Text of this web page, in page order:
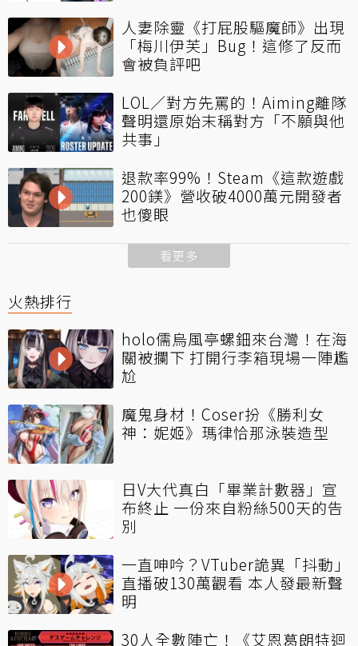
人妻除靈《打屁股驅魔師》出現
「梅川伊芙」Bug！這修了反而
會被負評吧
LOL／對方先罵的！Aiming離隊
聲明還原始末稱對方「不願與他
共事」
退款率99%！Steam《這款遊戲
200鎂》營收破4000萬元開發者
也傻眼
看更多
火熱排行
holo儒烏風亭螺鈿來台灣！在海
關被攔下 打開行李箱現場一陣尷
尬
魔鬼身材！Coser扮《勝利女
神：妮姬》瑪律恰那泳裝造型
日V大代真白「畢業計數器」宣
布終止 一份來自粉絲500天的告
別
一直呻吟？VTuber詭異「抖動」
直播破130萬觀看 本人發最新聲
明
30人全數陣亡！《艾恩葛朗特迴